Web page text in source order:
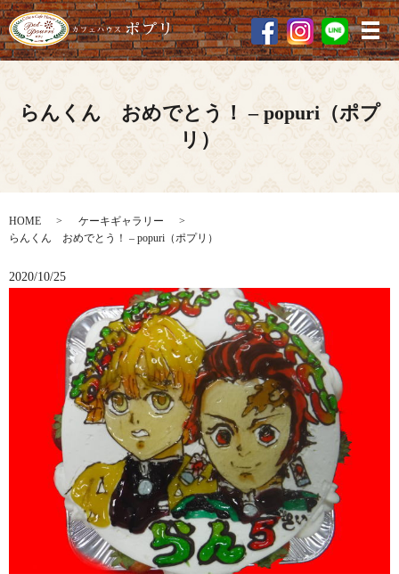
メ
らんくん おめでとう！ – popuri（ポプ
リ）
HOME
ケーキギャラリー
らんくん おめでとう！ – popuri（ポプリ）
2020/10/25